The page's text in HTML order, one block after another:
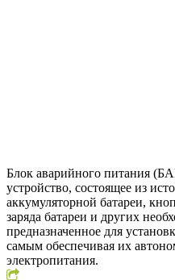
Блок аварийного питания
устройство, состоящее из
аккумуляторной батареи,
заряда батареи и других
предназначенное для
самым обеспечивая их
электропитания.